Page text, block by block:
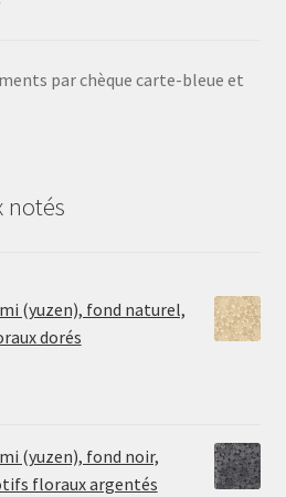
par chèque carte-bleue et
notés
(yuzen), fond naturel,
dorés
(yuzen), fond noir,
floraux argentés